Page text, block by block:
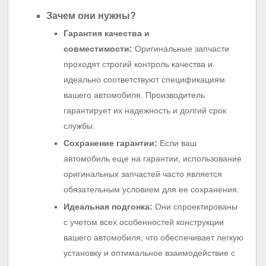
Зачем они нужны?
Гарантия качества и
совместимости: Оригинальные запчасти
проходят строгий контроль качества и
идеально соответствуют спецификациям
вашего автомобиля. Производитель
гарантирует их надежность и долгий срок
службы.
Сохранение гарантии: Если ваш
автомобиль еще на гарантии, использование
оригинальных запчастей часто является
обязательным условием для ее сохранения.
Идеальная подгонка: Они спроектированы
с учетом всех особенностей конструкции
вашего автомобиля, что обеспечивает легкую
установку и оптимальное взаимодействие с